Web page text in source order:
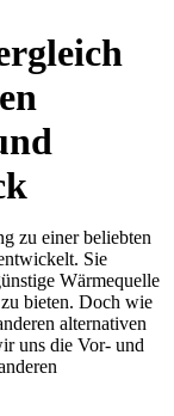
zu einer beliebten
Sie
Wärmequelle
bieten. Doch wie
alternativen
uns die Vor- und